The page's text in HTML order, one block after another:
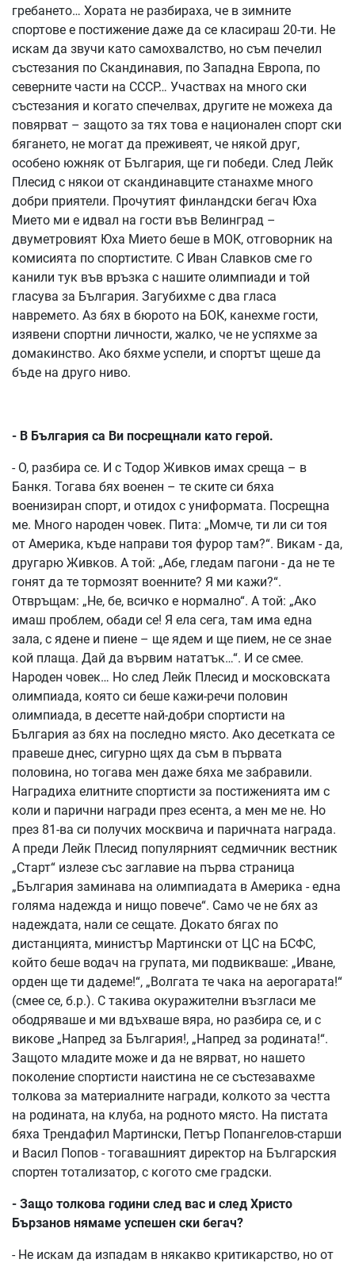
гребането… Хората не разбираха, че в зимните
спортове е постижение даже да се класираш 20-ти. Не
искам да звучи като самохвалство, но съм печелил
състезания по Скандинавия, по Западна Европа, по
северните части на СССР… Участвах на много ски
състезания и когато спечелвах, другите не можеха да
повярват – защото за тях това е национален спорт ски
бягането, не могат да преживеят, че някой друг,
особено южняк от България, ще ги победи. След Лейк
Плесид с някои от скандинавците станахме много
добри приятели. Прочутият финландски бегач Юха
Мието ми е идвал на гости във Велинград –
двуметровият Юха Мието беше в МОК, отговорник на
комисията по спортистите. С Иван Славков сме го
канили тук във връзка с нашите олимпиади и той
гласува за България. Загубихме с два гласа
навремето. Аз бях в бюрото на БОК, канехме гости,
изявени спортни личности, жалко, че не успяхме за
домакинство. Ако бяхме успели, и спортът щеше да
бъде на друго ниво.
- В България са Ви посрещнали като герой.
- О, разбира се. И с Тодор Живков имах среща – в
Банкя. Тогава бях военен – те ските си бяха
военизиран спорт, и отидох с униформата. Посрещна
ме. Много народен човек. Пита: „Момче, ти ли си тоя
от Америка, къде направи тоя фурор там?“. Викам - да,
другарю Живков. А той: „Абе, гледам пагони - да не те
гонят да те тормозят военните? Я ми кажи?“.
Отвръщам: „Не, бе, всичко е нормално“. А той: „Ако
имаш проблем, обади се! Я ела сега, там има една
зала, с ядене и пиене – ще ядем и ще пием, не се знае
кой плаща. Дай да вървим нататък…“. И се смее.
Народен човек… Но след Лейк Плесид и московската
олимпиада, която си беше кажи-речи половин
олимпиада, в десетте най-добри спортисти на
България аз бях на последно място. Ако десетката се
правеше днес, сигурно щях да съм в първата
половина, но тогава мен даже бяха ме забравили.
Наградиха елитните спортисти за постиженията им с
коли и парични награди през есента, а мен ме не. Но
през 81-ва си получих москвича и паричната награда.
А преди Лейк Плесид популярният седмичник вестник
„Старт“ излезе със заглавие на първа страница
„България заминава на олимпиадата в Америка - една
голяма надежда и нищо повече“. Само че не бях аз
надеждата, нали се сещате. Докато бягах по
дистанцията, министър Мартински от ЦС на БСФС,
който беше водач на групата, ми подвикваше: „Иване,
орден ще ти дадеме!“, „Волгата те чака на аерогарата!“
(смее се, б.р.). С такива окуражителни възгласи ме
ободряваше и ми вдъхваше вяра, но разбира се, и с
викове „Напред за България!, „Напред за родината!“.
Защото младите може и да не вярват, но нашето
поколение спортисти наистина не се състезавахме
толкова за материалните награди, колкото за честта
на родината, на клуба, на родното място. На пистата
бяха Трендафил Мартински, Петър Попангелов-старши
и Васил Попов - тогавашният директор на Българския
спортен тотализатор, с когото сме градски.
- Защо толкова години след вас и след Христо
Бързанов нямаме успешен ски бегач?
- Не искам да изпадам в някакво критикарство, но от